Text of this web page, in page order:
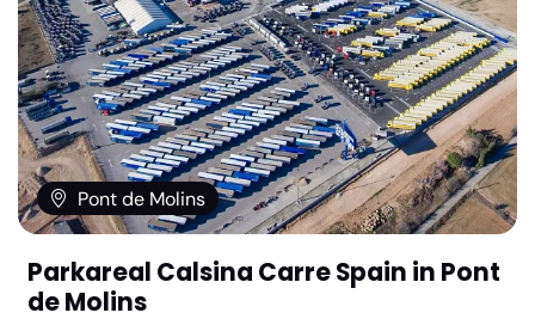
Pont de Molins
Parkareal Calsina Carre Spain in Pont
de Molins